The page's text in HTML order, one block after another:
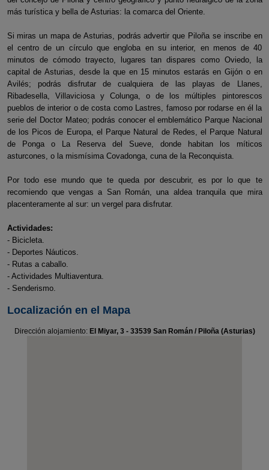
más turística y bella de Asturias: la comarca del Oriente.
Si miras un mapa de Asturias, podrás advertir que Piloña se inscribe en
el centro de un círculo que engloba en su interior, en menos de 40
minutos de cómodo trayecto, lugares tan dispares como Oviedo, la
capital de Asturias, desde la que en 15 minutos estarás en Gijón o en
Avilés; podrás disfrutar de cualquiera de las playas de Llanes,
Ribadesella, Villaviciosa y Colunga, o de los múltiples pintorescos
pueblos de interior o de costa como Lastres, famoso por rodarse en él la
serie del Doctor Mateo; podrás conocer el emblemático Parque Nacional
de los Picos de Europa, el Parque Natural de Redes, el Parque Natural
de Ponga o La Reserva del Sueve, donde habitan los míticos
asturcones, o la mismísima Covadonga, cuna de la Reconquista.
Por todo ese mundo que te queda por descubrir, es por lo que te
recomiendo que vengas a San Román, una aldea tranquila que mira
placenteramente al sur: un vergel para disfrutar.
Actividades:
- Bicicleta.
- Deportes Náuticos.
- Rutas a caballo.
- Actividades Multiaventura.
- Senderismo.
Localización en el Mapa
Dirección alojamiento: El Miyar, 3 - 33539 San Román / Piloña (Asturias)